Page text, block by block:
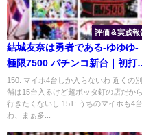
評価＆実践報
結城友奈は勇者である-ゆゆゆ-
極限7500 パチンコ新台｜初打
評価＆感想、Twitter報告まとめ
150: マイホ4台しか入らないわ 近くの
舗は15台入るけど超ボッタ釘の店だから
行きたくないし 151: うちのマイホも4
わ、まぁ多...